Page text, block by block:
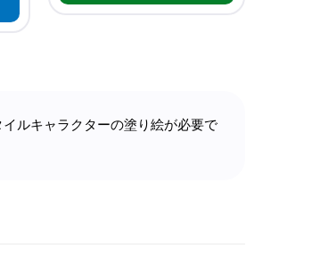
ルキャラクターの塗り絵が必要で